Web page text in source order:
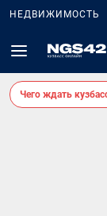
НЕДВИЖИМОСТЬ
Чего ждать